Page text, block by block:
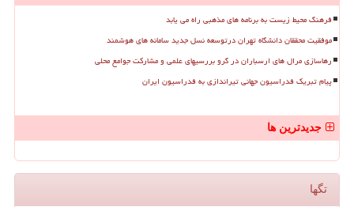
فرهنگ محیط زیست به برنامه های مذهبی راه می یابد
موفقیت محققان دانشگاه تهران درتوسعه نسل جدید سامانه های هوشمند
رهاسازی مرال های ارسباران در گرو بررسیهای علمی و مشارکت جوامع محلی
پیام تبریک فدراسیون جهانی تیراندازی به فدراسیون ایران
جدیدترین ها
تگها